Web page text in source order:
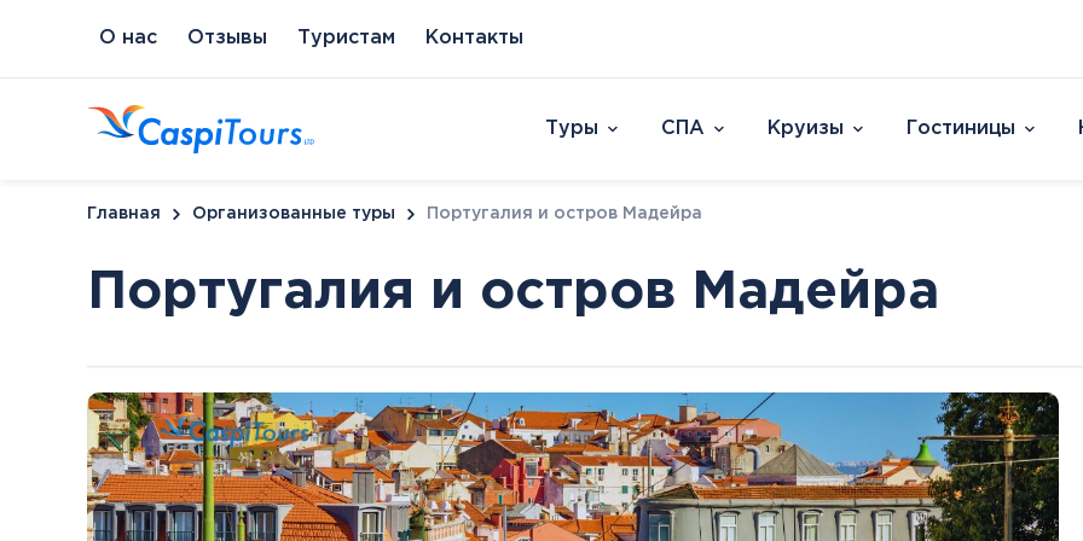
О нас Отзывы Туристам Контакты
Туры
Европа
Австрия
Бельгия
Азия
ОАЭ
Таиланд
СПА
Будапешт
Хайдусобосло
Хевиз
Шарвар
Бирштонас
Друскининкай
Паланга
Протарас Пиештяны
Круизы
Страны и острова
Аргентина
Бельгия
Венгрия
Вьетнам
Германия
Голландия
Гренландия
Греция
Гостиницы
U Splash Resort
Leonardo Plaza
Leonardo
Leonardo Club
Isla Brown Eilat
Смотреть все
Главная Организованные туры Португалия и остров Мадейра
Португалия и остров Мадейра